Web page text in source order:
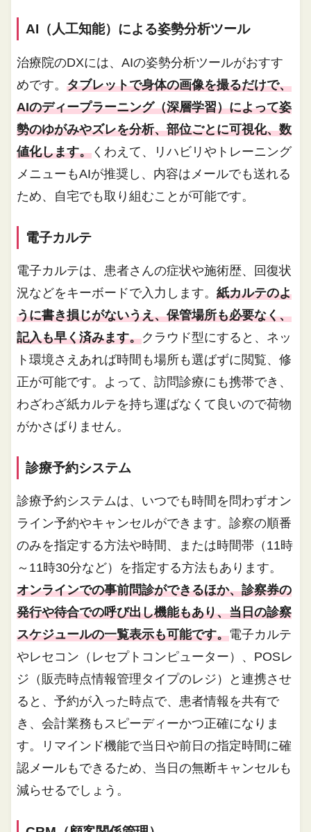
AI（人工知能）による姿勢分析ツール
治療院のDXには、AIの姿勢分析ツールがおすす
めです。タブレットで身体の画像を撮るだけで、
AIのディープラーニング（深層学習）によって姿
勢のゆがみやズレを分析、部位ごとに可視化、数
値化します。 くわえて、リハビリやトレーニング
メニューもAIが推奨し、内容はメールでも送れる
ため、自宅でも取り組むことが可能です。
電子カルテ
電子カルテは、患者さんの症状や施術歴、回復状
況などをキーボードで入力します。紙カルテのよ
うに書き損じがないうえ、保管場所も必要なく、
記入も早く済みます。クラウド型にすると、ネッ
ト環境さえあれば時間も場所も選ばずに閲覧、修
正が可能です。よって、訪問診療にも携帯でき、
わざわざ紙カルテを持ち運ばなくて良いので荷物
がかさばりません。
診療予約システム
診療予約システムは、いつでも時間を問わずオン
ライン予約やキャンセルができます。診察の順番
のみを指定する方法や時間、または時間帯（11時
～11時30分など）を指定する方法もあります。
オンラインでの事前問診ができるほか、診察券の
発行や待合での呼び出し機能もあり、当日の診察
スケジュールの一覧表示も可能です。電子カルテ
やレセコン（レセプトコンピューター）、POSレ
ジ（販売時点情報管理タイプのレジ）と連携させ
ると、予約が入った時点で、患者情報を共有で
き、会計業務もスピーディーかつ正確になりま
す。リマインド機能で当日や前日の指定時間に確
認メールもできるため、当日の無断キャンセルも
減らせるでしょう。